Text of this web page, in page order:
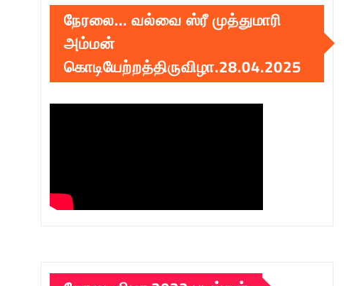
நேரலை… வல்வை ஸ்ரீ முத்துமாரி
அம்மன்
கொடியேற்றத்திருவிழா.28.04.2025